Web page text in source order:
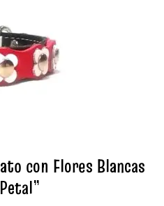
con Flores Blancas